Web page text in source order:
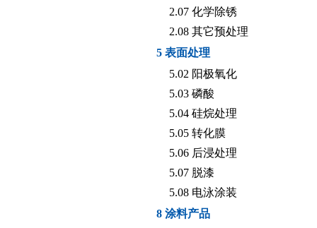
2.07 化学除锈
2.08 其它预处理
5 表面处理
5.02 阳极氧化
5.03 磷酸
5.04 硅烷处理
5.05 转化膜
5.06 后浸处理
5.07 脱漆
5.08 电泳涂装
8 涂料产品